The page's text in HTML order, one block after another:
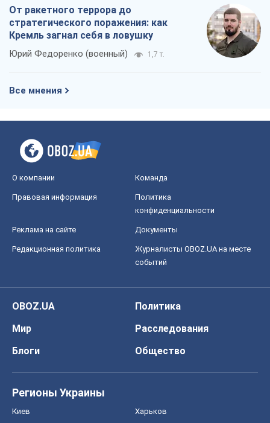
От ракетного террора до
стратегического поражения: как
Кремль загнал себя в ловушку
Юрий Федоренко (военный) 1,7 т.
Все мнения
О компании Команда
Правовая информация
Политика
конфиденциальности
Реклама на сайте Документы
Редакционная политика
Журналисты OBOZ.UA на месте
событий
OBOZ.UA
Политика
Мир
Расследования
Блоги
Общество
Регионы Украины
Киев Харьков